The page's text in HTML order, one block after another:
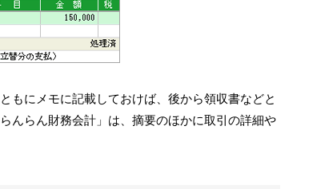
もにメモに記載しておけば、後から領収書などと
んらん財務会計」は、摘要のほかに取引の詳細や